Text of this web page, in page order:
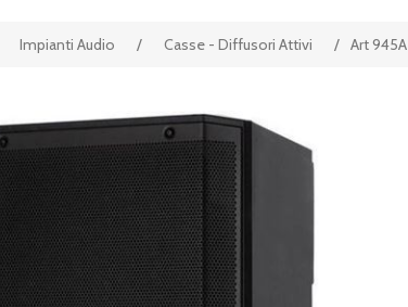
Impianti Audio / Casse - Diffusori Attivi / Art 945A